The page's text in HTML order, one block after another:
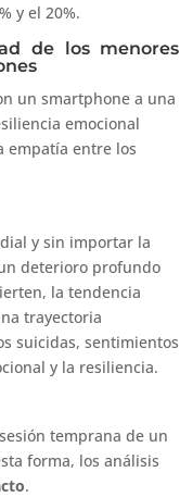
y el 20%.
de los menores
un smartphone a una
emocional
empatía entre los
y sin importar la
deterioro profundo
la tendencia
trayectoria
suicidas, sentimientos
y la resiliencia.
temprana de un
forma, los análisis
.